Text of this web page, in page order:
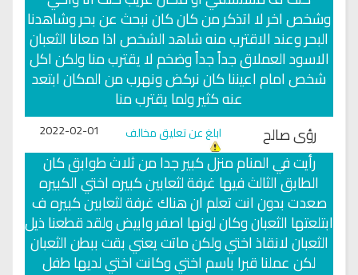
وشخص اخر لا اتذكر من كان كان نبحث عن بحر وشاهدنا
البحر وعند الاقترب منه شاهد الشخص اذا معانا الثعبان
الاسود العملاق جداً جداً وضخم لا يقترب منا ولكن اكل
شخص امام اعيننا كان نركض ونهرب من المكان ابتعد
عنه كثير ولما يقترب منا
رؤى صالح
ابلغ عن تعليق مخالف 2022-02-01
رأيت في المنام منزل كبير جدا من ثلاث طوابق كان
الطابق الثالث فيها غرفة لثعابين كبيره اختي الكبيره
صعدت بدون انت تعلم ان هناك غرفة لثعابين كبيره ف
ابتلعتها الثعبان وكان لونها اصفر وابيض ولقد قطعنا ذيل
الثعبان لانقاذ اختي ولكن ماتت يعني بقت ببطن الثعبان
لكن عملنا قبرا باسم اختي وكانت اختي لديها طفل